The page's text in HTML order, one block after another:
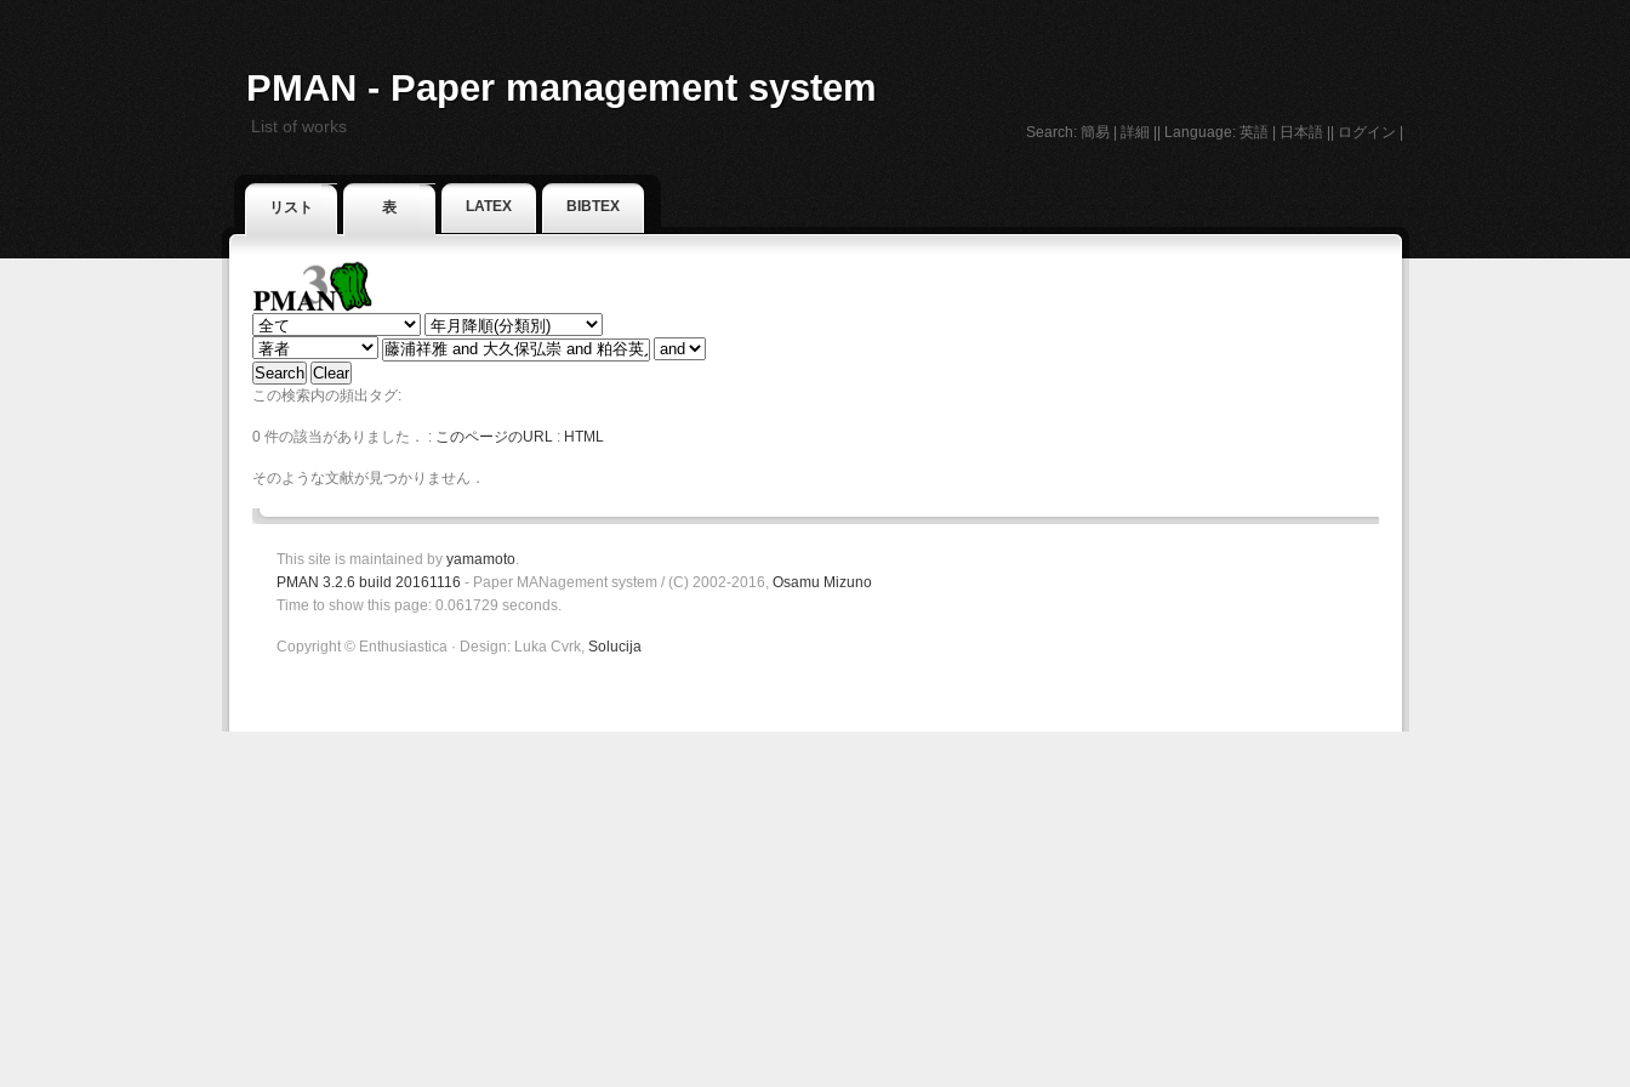
Search: 簡易 詳細 Language: 英語 日本語|| ログイン
PMAN - Paper management system
List of works
リスト 表 LATEX BIBTEX
この検索内の頻出タグ:
0 件の該当がありました． : このページのURL : HTML
そのような文献が見つかりません．
This site is maintained by yamamoto.
PMAN 3.2.6 build 20161116 - Paper MANagement system / (C) 2002-2016, Osamu Mizuno
Time to show this page: 0.061729 seconds.
Copyright © Enthusiastica · Design: Luka Cvrk, Solucija